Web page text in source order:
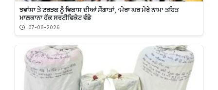
ਝਵਾਂਸਾ ਤੇ ਟਰੜਕ ਨੂੰ ਵਿਕਾਸ ਦੀਆਂ ਸੌਗਾਤਾਂ, ‘ਮੇਰਾ ਘਰ ਮੇਰੇ ਨਾਮ’ ਤਹਿਤ
ਮਾਲਕਾਨਾ ਹੱਕ ਸਰਟੀਫਿਕੇਟ ਵੰਡੇ
07-08-2026